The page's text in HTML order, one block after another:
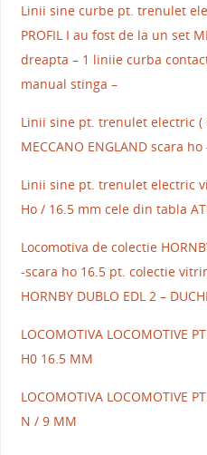
Linii sine curbe pt. trenulet
PROFIL I au fost de la un set
dreapta – 1 liniie curba
manual stinga –
Linii sine pt. trenulet electric (
MECCANO ENGLAND scara
Linii sine pt. trenulet electric
Ho / 16.5 mm cele din tabla
Locomotiva de colectie
-scara ho 16.5 pt. colectie
HORNBY DUBLO EDL 2 –
LOCOMOTIVA LOCOMOTIVE
H0 16.5 MM
LOCOMOTIVA LOCOMOTIVE
N / 9 MM